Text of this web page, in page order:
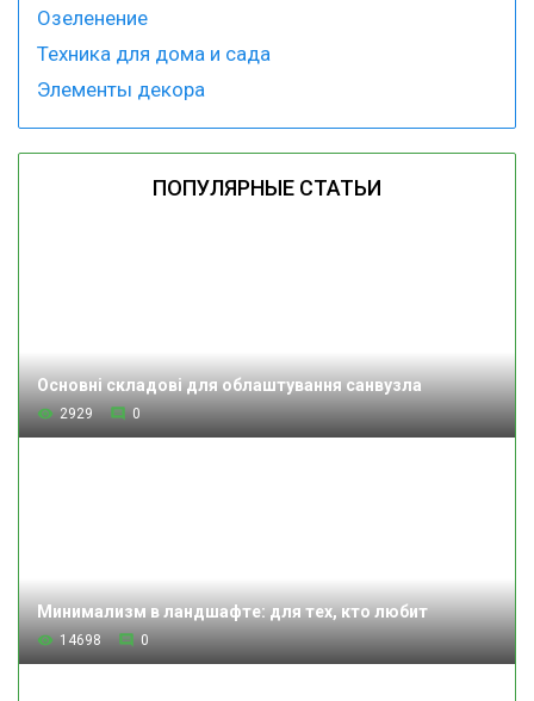
Озеленение
Техника для дома и сада
Элементы декора
ПОПУЛЯРНЫЕ СТАТЬИ
Основні складові для облаштування санвузла
2929 0
Минимализм в ландшафте: для тех, кто любит
14698 0